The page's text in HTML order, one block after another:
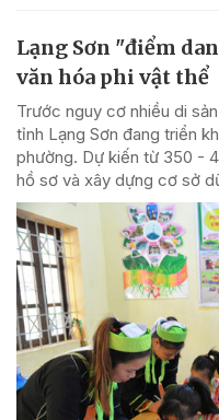
Lạng Sơn "điểm
văn hóa phi vật thể
Trước nguy cơ nhiều di
tỉnh Lạng Sơn đang triển
phường. Dự kiến từ 350 -
hồ sơ và xây dựng cơ sở